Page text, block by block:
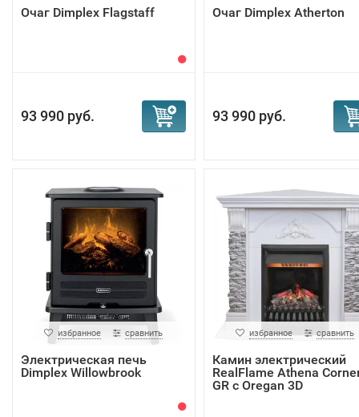
Очаг Dimplex Flagstaff
93 990 руб.
Очаг Dimplex Atherton
93 990 руб.
избранное сравнить
Электрическая печь
Dimplex Willowbrook
избранное сравнить
Камин электрический
RealFlame Athena
GR с Oregan 3D